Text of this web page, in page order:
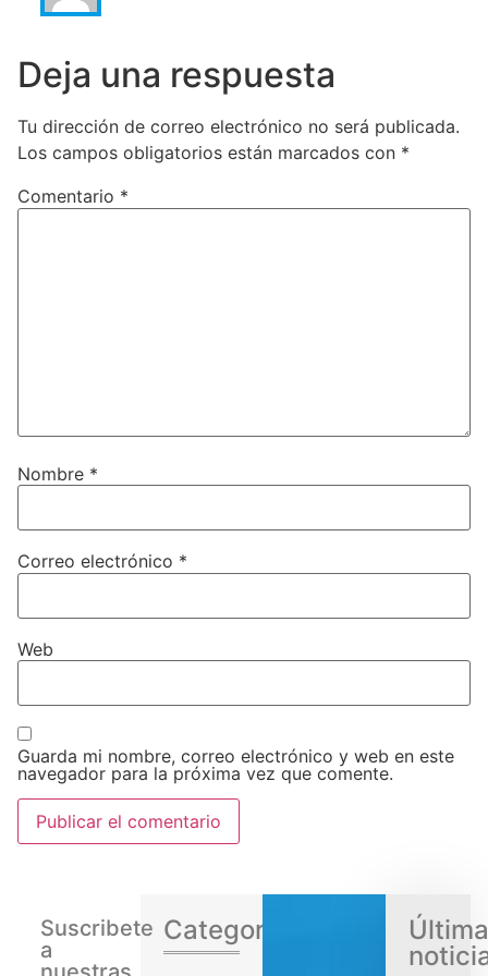
Deja una respuesta
Tu dirección de correo electrónico no será publicada.
Los campos obligatorios están marcados con *
Comentario *
Nombre *
Correo electrónico *
Web
Guarda mi nombre, correo electrónico y web en este
navegador para la próxima vez que comente.
Suscribete
a
Categorias